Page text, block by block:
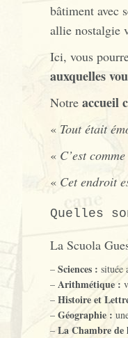
bâtiment avec
allie nostalgie
Ici, vous
auxquelles
Notre accueil
« Tout était
« C’est
« Cet endroit
Quelles
La Scuola
– Sciences : située
– Arithmétique :
– Histoire et
– Géographie :
– La Chambre de